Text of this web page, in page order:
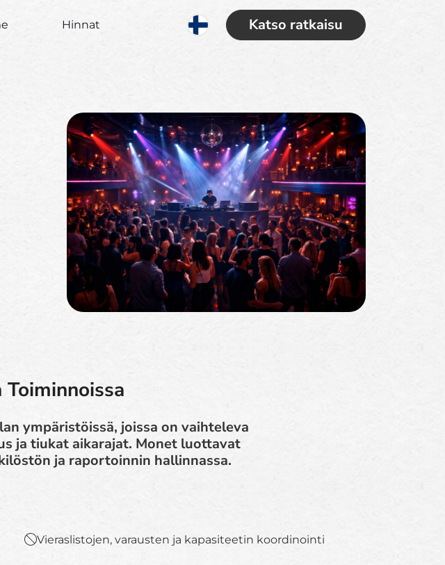
Katso ratkaisu
Hinnat
ympäristöissä, joissa on vaihteleva
ja tiukat aikarajat. Monet luottavat
ja raportoinnin hallinnassa.
Vieraslistojen, varausten ja kapasiteetin koordinointi